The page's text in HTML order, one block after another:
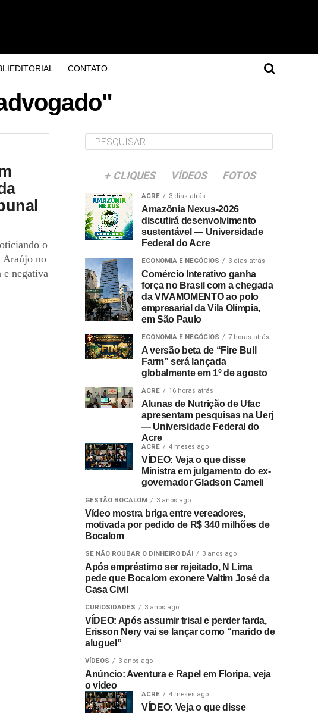
CONTATO
o
Araújo no
e negativa
+ CLIQUES VÍDEOS FOTOS
ACRE 3 dias atrás
Amazônia Nexus-2026
discutirá desenvolvimento
sustentável — Universidade
Federal do Acre
ECONOMIA E NEGÓCIOS 3 dias atrás
Comércio Interativo ganha
força no Brasil com a chegada
da VIVAMOMENTO ao polo
empresarial da Vila Olímpia,
em São Paulo
ECONOMIA E NEGÓCIOS 7 horas atrás
A versão beta de “Fire Bull
Farm” será lançada
globalmente em 1º de agosto
ACRE 16 horas atrás
Alunas de Nutrição de Ufac
apresentam pesquisas na Uerj
— Universidade Federal do
Acre
ACRE 4 meses ago
VÍDEO: Veja o que disse
Ministra em julgamento do ex-
governador Gladson Cameli
GESTÃO BOCALOM 3 anos ago
Vídeo mostra briga entre vereadores,
motivada por pedido de R$ 340 milhões de
Bocalom
SE NÃO ROUBAR O DINHEIRO DÁ! 3 anos ago
Após empréstimo ser rejeitado, N Lima
pede que Bocalom exonere Valtim José da
Casa Civil
CURIOSIDADES 3 anos ago
VÍDEO: Após assumir trisal e perder farda,
Erisson Nery vai se lançar como “marido de
aluguel”
VÍDEOS 3 anos ago
Anúncio: Aventura e Rapel em Floripa, veja
o vídeo
ACRE 4 meses ago
VÍDEO: Veja o que disse